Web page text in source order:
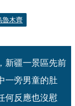
魯木齊
新疆一景區先前
一旁男童的肚
何反應也沒慰